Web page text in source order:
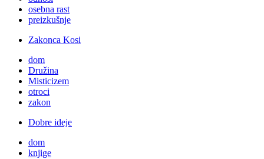
osebna rast
preizkušnje
Zakonca Kosi
dom
Družina
Misticizem
otroci
zakon
Dobre ideje
dom
knjige